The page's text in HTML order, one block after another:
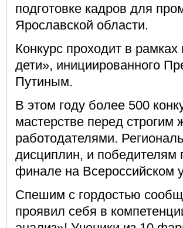
подготовке кадров для
Ярославской области.
Конкурс проходит в
дети», инициированного
Путиным.
В этом году более 500
мастерстве перед
работодателями.
дисциплин, и победителям
финале на Всероссийском
Спешим с гордостью
проявил себя в